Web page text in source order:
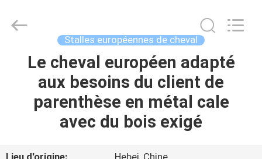
MAISON
PRODUITS
metal
products
Stalles européennes de cheval
Le cheval européen adapté
aux besoins du client de
parenthèse en métal cale
avec du bois exigé